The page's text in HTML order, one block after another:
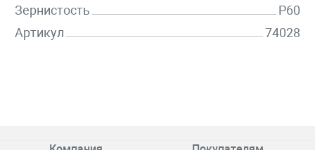
Зернистость
P60
Артикул
74028